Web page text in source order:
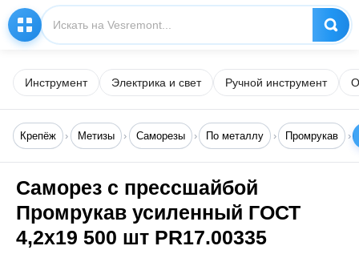
Инструмент Электрика и свет Ручной инструмент
Крепёж Метизы Саморезы По металлу Промрукав
Саморез с прессшайбой
Промрукав усиленный ГОСТ
4,2x19 500 шт PR17.00335